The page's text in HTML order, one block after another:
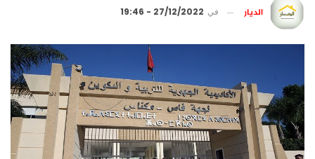
الديار في 27/12/2022 - 19:46